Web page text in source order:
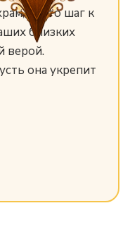
— это шаг к
близких
верой.
она укрепит